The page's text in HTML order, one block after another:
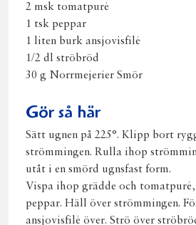
2 msk tomatpuré
1 tsk peppar
1 liten burk ansjovisfilé
1/2 dl ströbröd
30 g Norrmejerier Smör
Gör så här
Sätt ugnen på 225°. Klipp bort
strömmingen. Rulla ihop
utåt i en smörd ugnsfast form.
Vispa ihop grädde och
peppar. Häll över strömmingen.
ansjovisfilé över. Strö över